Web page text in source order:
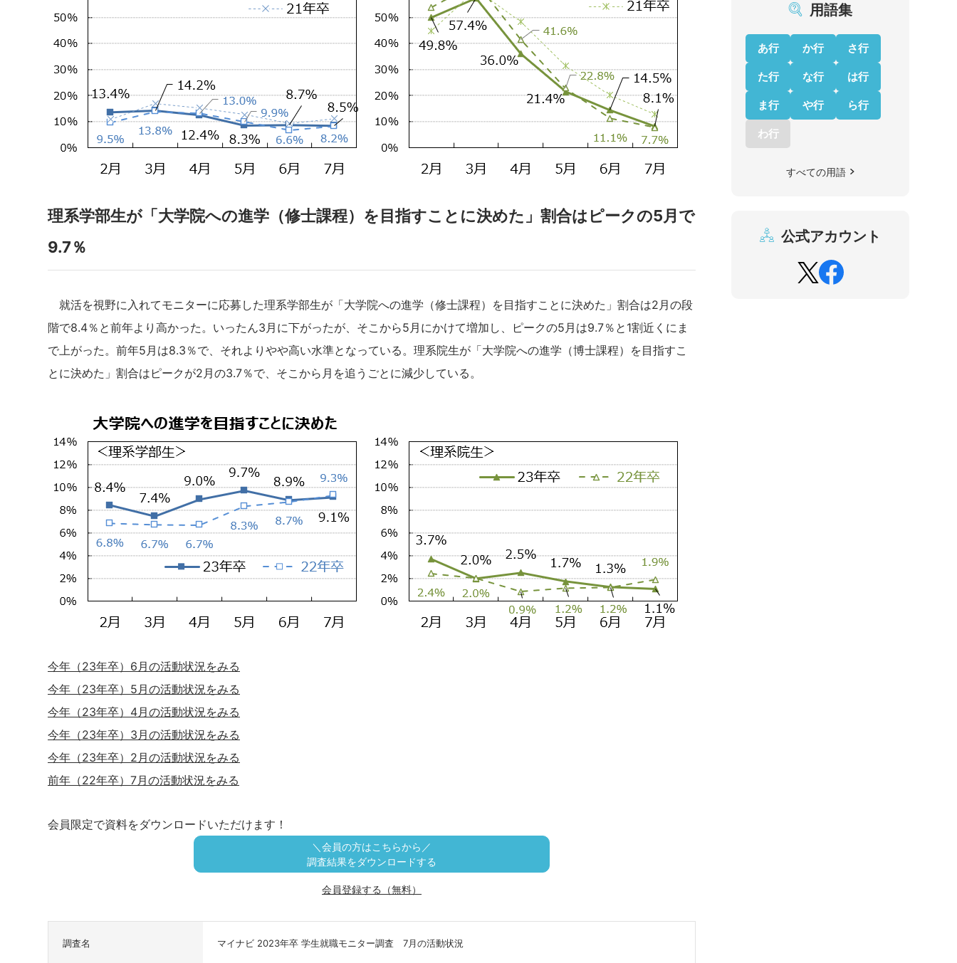
理系学部生が「大学院への進学（修士課程）を目指すことに決めた」割合はピークの5月で
9.7％
就活を視野に入れてモニターに応募した理系学部生が「大学院への進学（修士課程）を目指すことに決めた」割合は2月の段
階で8.4％と前年より高かった。いったん3月に下がったが、そこから5月にかけて増加し、ピークの5月は9.7％と1割近くにま
で上がった。前年5月は8.3％で、それよりやや高い水準となっている。理系院生が「大学院への進学（博士課程）を目指すこ
とに決めた」割合はピークが2月の3.7％で、そこから月を追うごとに減少している。
今年（23年卒）6月の活動状況をみる
今年（23年卒）5月の活動状況をみる
今年（23年卒）4月の活動状況をみる
今年（23年卒）3月の活動状況をみる
今年（23年卒）2月の活動状況をみる
前年（22年卒）7月の活動状況をみる
会員限定で資料をダウンロードいただけます！
＼会員の方はこちらから／
調査結果をダウンロードする
会員登録する（無料）
調査名 マイナビ 2023年卒 学生就職モニター調査 7月の活動状況
用語集
あ行 か行 さ行
た行 な行 は行
ま行 や行 ら行
わ行
すべての用語
公式アカウント